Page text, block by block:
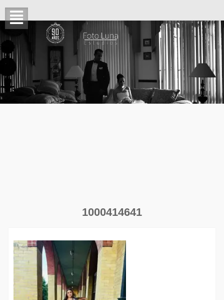
1000414641